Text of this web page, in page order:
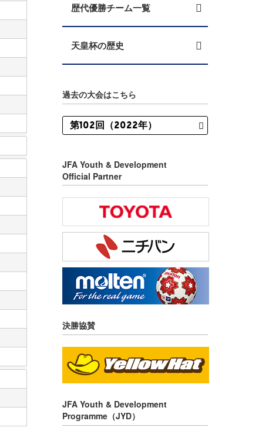
歴代優勝チーム一覧
天皇杯の歴史
過去の大会はこちら
JFA Youth & Development
Official Partner
決勝協賛
JFA Youth & Development
Programme（JYD）